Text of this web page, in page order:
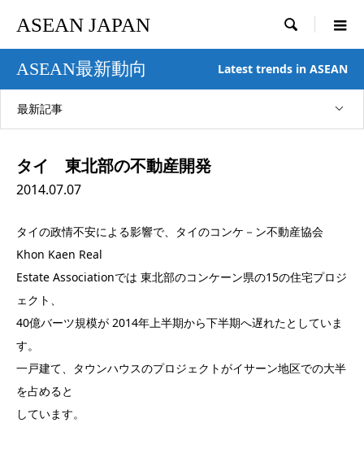
ASEAN JAPAN 
ASEAN最新動向 Latest trends in ASEAN
最新記事
タイ 東北部の不動産開発
2014.07.07
タイの政情不安による影響で、タイのコンケ－ン不動産協会
Khon Kaen Real
Estate Associationでは 東北部のコンケーン県の15の住宅プロジ
ェクト、
40億バーツ規模が 2014年上半期から下半期へ遅れたとしていま
す。
一戸建て、タウンハウスのプロジェクトがイサーン地区での大半
を占めると
しています。